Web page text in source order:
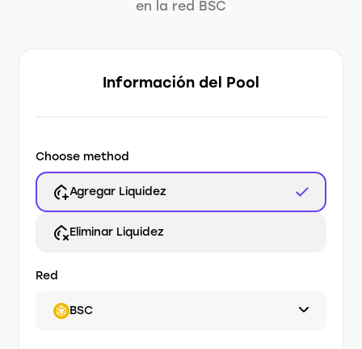
en la red BSC
Información del Pool
Choose method
Agregar Liquidez
Eliminar Liquidez
Red
BSC